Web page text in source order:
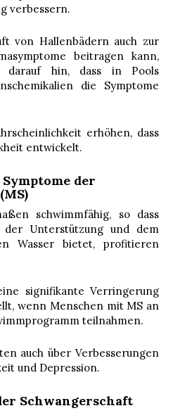
verbessern.
von Hallenbädern auch zur
beitragen kann,
darauf hin, dass in Pools
die Symptome
erhöhen, dass
entwickelt.
der
schwimmfähig, so dass
Unterstützung und dem
Wasser bietet, profitieren
signifikante Verringerung
wenn Menschen mit MS an
teilnahmen.
auch über Verbesserungen
und Depression.
Schwangerschaft